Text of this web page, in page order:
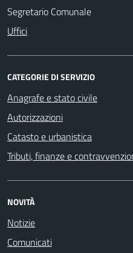
Segretario Comunale
Uffici
CATEGORIE DI SERVIZIO
Anagrafe e stato civile
Autorizzazioni
Catasto e urbanistica
Tributi, finanze e
NOVITÀ
Notizie
Comunicati